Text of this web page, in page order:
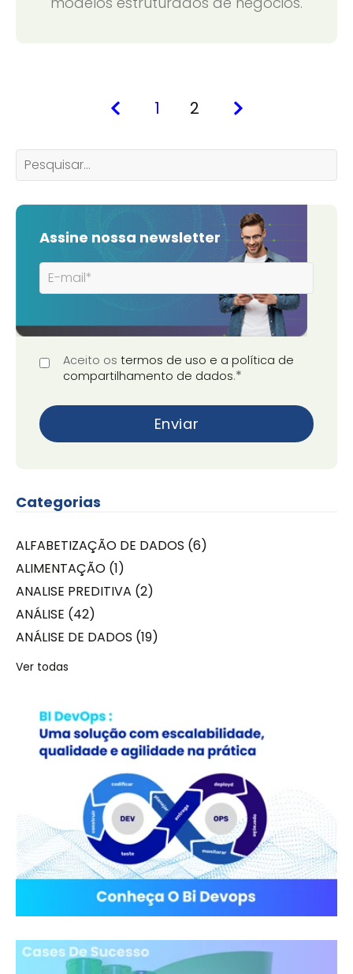
1 2
Assine nossa newsletter
Aceito os termos de uso e a política de
compartilhamento de dados.*
Categorias
ALFABETIZAÇÃO DE DADOS (6)
ALIMENTAÇÃO (1)
ANALISE PREDITIVA (2)
ANÁLISE (42)
ANÁLISE DE DADOS (19)
Ver todas